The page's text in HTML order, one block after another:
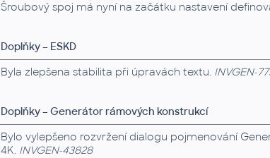
Šroubový spoj má nyní na začátku nastavení
Doplňky – ESKD
Byla zlepšena stabilita při úpravách textu. INVGEN-
Doplňky – Generátor rámových konstrukcí
Bylo vylepšeno rozvržení dialogu pojmenování
4K. INVGEN-43828